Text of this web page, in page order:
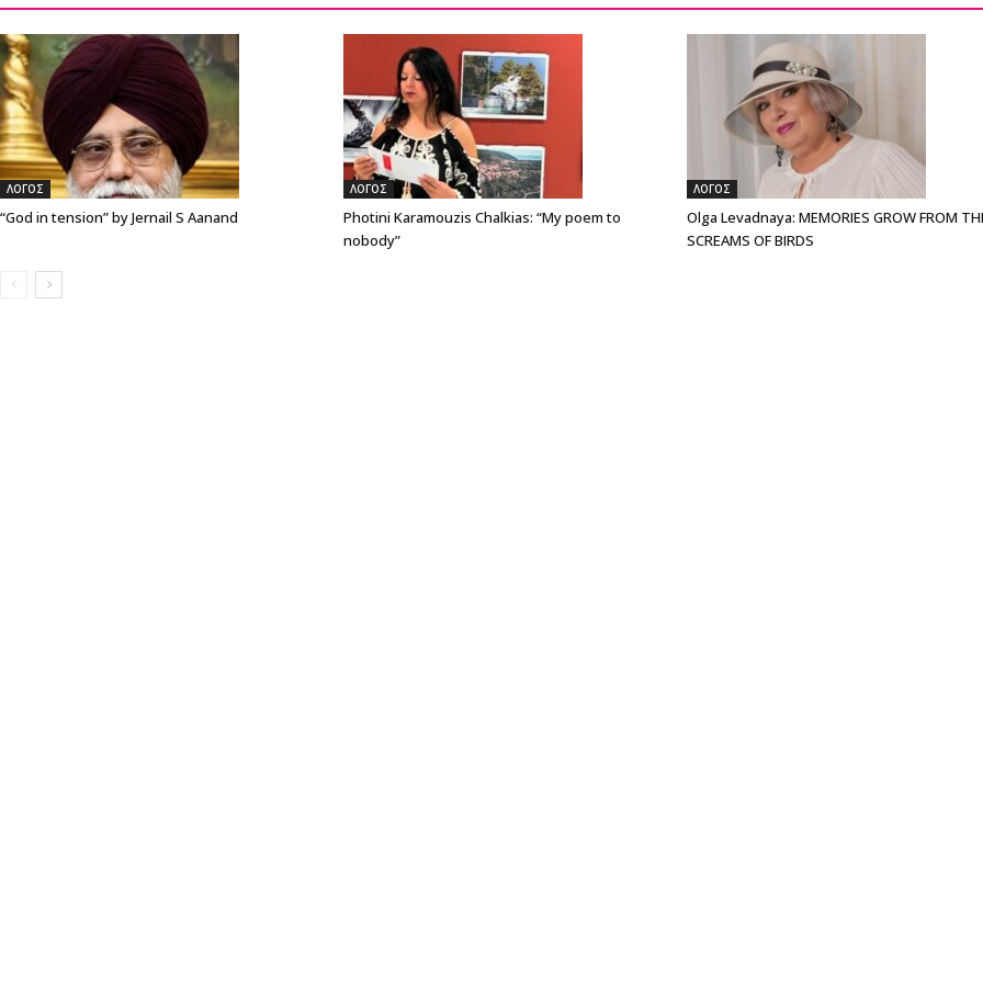
ΛΟΓΟΣ
“God in tension” by Jernail S Aanand
ΛΟΓΟΣ
Photini Karamouzis Chalkias: “My poem to
nobody”
ΛΟΓΟΣ
Olga Levadnaya: MEMORIES GROW FROM
SCREAMS OF BIRDS